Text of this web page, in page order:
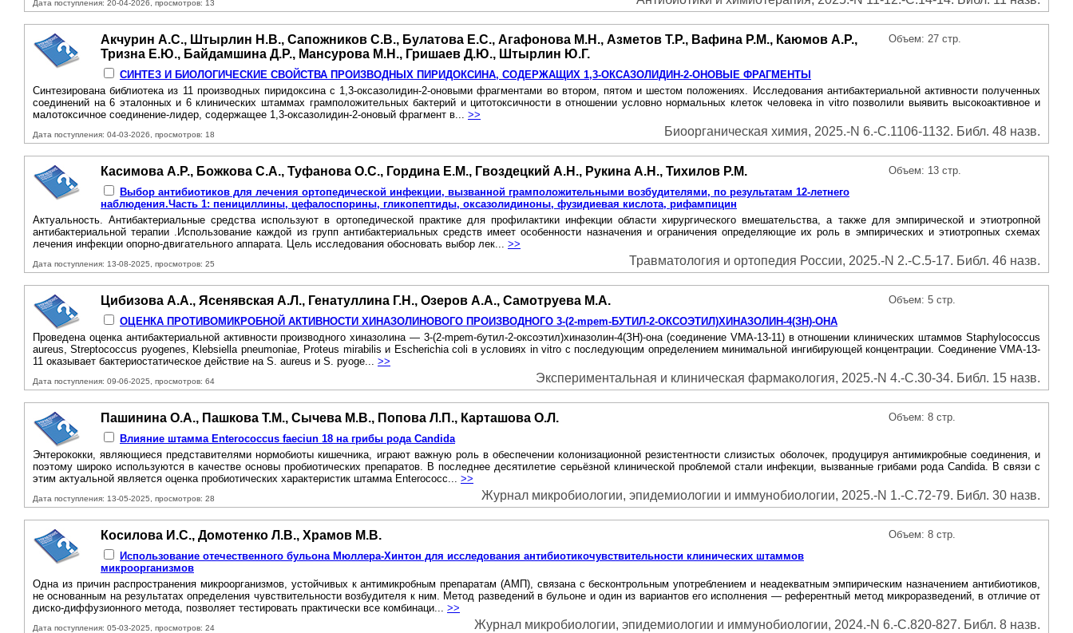
Дата поступления: 20-04-2026, просмотров: 13
Акчурин А.С., Штырлин Н.В., Сапожников С.В., Булатова Е.С., Агафонова М.Н., Азметов Т.Р., Вафина Р.М., Каюмов А.Р.,
Тризна Е.Ю., Байдамшина Д.Р., Мансурова М.Н., Гришаев Д.Ю., Штырлин Ю.Г.
СИНТЕЗ И БИОЛОГИЧЕСКИЕ СВОЙСТВА ПРОИЗВОДНЫХ ПИРИДОКСИНА, СОДЕРЖАЩИХ 1,3-ОКСАЗОЛИДИН-2-ОНОВЫЕ ФРАГМЕНТЫ
Объем: 27 стр.
Синтезирована библиотека из 11 производных пиридоксина с 1,3-оксазолидин-2-оновыми фрагментами во втором, пятом и шестом положениях. Исследования антибактериальной активности полученных
соединений на 6 эталонных и 6 клинических штаммах грамположительных бактерий и цитотоксичности в отношении условно нормальных клеток человека in vitro позволили выявить высокоактивное и
малотоксичное соединение-лидер, содержащее 1,3-оксазолидин-2-оновый фрагмент в... >>
Дата поступления: 04-03-2026, просмотров: 18 Биоорганическая химия, 2025.-N 6.-С.1106-1132. Библ. 48 назв.
Касимова А.Р., Божкова С.А., Туфанова О.С., Гордина Е.М., Гвоздецкий А.Н., Рукина А.Н., Тихилов Р.М.
Выбор антибиотиков для лечения ортопедической инфекции, вызванной грамположительными возбудителями, по результатам 12-летнего
наблюдения.Часть 1: пенициллины, цефалоспорины, гликопептиды, оксазолидиноны, фузидиевая кислота, рифампицин
Объем: 13 стр.
Актуальность. Антибактериальные средства используют в ортопедической практике для профилактики инфекции области хирургического вмешательства, а также для эмпирической и этиотропной
антибактериальной терапии .Использование каждой из групп антибактериальных средств имеет особенности назначения и ограничения определяющие их роль в эмпирических и этиотропных схемах
лечения инфекции опорно-двигательного аппарата. Цель исследования обосновать выбор лек... >>
Дата поступления: 13-08-2025, просмотров: 25 Травматология и ортопедия России, 2025.-N 2.-С.5-17. Библ. 46 назв.
Цибизова А.А., Ясенявская А.Л., Генатуллина Г.Н., Озеров А.А., Самотруева М.А.
ОЦЕНКА ПРОТИВОМИКРОБНОЙ АКТИВНОСТИ ХИНАЗОЛИНОВОГО ПРОИЗВОДНОГО 3-(2-mpem-БУТИЛ-2-ОКСОЭТИЛ)ХИНАЗОЛИН-4(ЗН)-ОНА
Объем: 5 стр.
Проведена оценка антибактериальной активности производного хиназолина — 3-(2-mpem-бутил-2-оксоэтил)хиназолин-4(ЗН)-она (соединение VMA-13-11) в отношении клинических штаммов Staphylococcus
aureus, Streptococcus pyogenes, Klebsiella pneumoniae, Proteus mirabilis и Escherichia coli в условиях in vitro с последующим определением минимальной ингибирующей концентрации. Соединение VMA-13-
11 оказывает бактериостатическое действие на S. aureus и S. pyoge... >>
Дата поступления: 09-06-2025, просмотров: 64 Экспериментальная и клиническая фармакология, 2025.-N 4.-С.30-34. Библ. 15 назв.
Пашинина О.А., Пашкова Т.М., Сычева М.В., Попова Л.П., Карташова О.Л.
Влияние штамма Enterococcus faeciun 18 на грибы рода Candida
Объем: 8 стр.
Энтерококки, являющиеся представителями нормобиоты кишечника, играют важную роль в обеспечении колонизационной резистентности слизистых оболочек, продуцируя антимикробные соединения, и
поэтому широко используются в качестве основы пробиотических препаратов. В последнее десятилетие серьёзной клинической проблемой стали инфекции, вызванные грибами рода Candida. В связи с
этим актуальной является оценка пробиотических характеристик штамма Enterococc... >>
Дата поступления: 13-05-2025, просмотров: 28 Журнал микробиологии, эпидемиологии и иммунобиологии, 2025.-N 1.-С.72-79. Библ. 30 назв.
Косилова И.С., Домотенко Л.В., Храмов М.В.
Использование отечественного бульона Мюллера-Хинтон для исследования антибиотикочувствительности клинических штаммов
микроорганизмов
Объем: 8 стр.
Одна из причин распространения микроорганизмов, устойчивых к антимикробным препаратам (АМП), связана с бесконтрольным употреблением и неадекватным эмпирическим назначением антибиотиков,
не основанным на результатах определения чувствительности возбудителя к ним. Метод разведений в бульоне и один из вариантов его исполнения — референтный метод микроразведений, в отличие от
диско-диффузионного метода, позволяет тестировать практически все комбинаци... >>
Дата поступления: 05-03-2025, просмотров: 24 Журнал микробиологии, эпидемиологии и иммунобиологии, 2024.-N 6.-С.820-827. Библ. 8 назв.